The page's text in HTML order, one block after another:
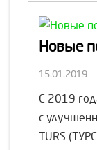
Новые
15.01.2019
С 2019
с
TURS